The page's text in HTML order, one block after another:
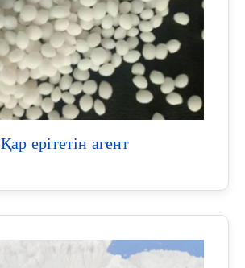
Қар ерітетін агент